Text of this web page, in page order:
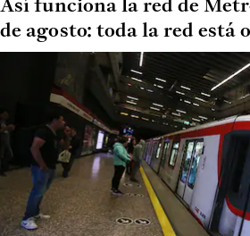
Así funciona la red de
de agosto: toda la red está